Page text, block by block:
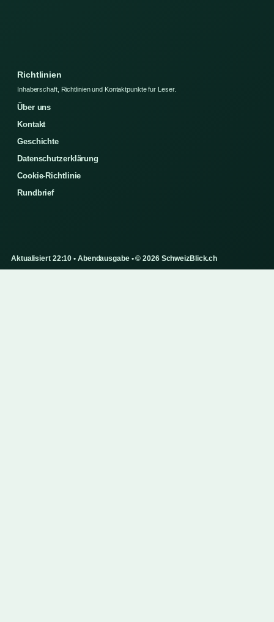
Richtlinien
Inhaberschaft, Richtlinien und Kontaktpunkte fur Leser.
Über uns
Kontakt
Geschichte
Datenschutzerklärung
Cookie-Richtlinie
Rundbrief
Aktualisiert 22:10 • Abendausgabe • © 2026 SchweizBlick.ch